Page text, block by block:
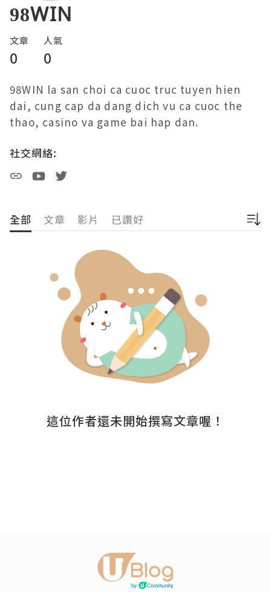
98WIN
文章
0
人氣
0
98WIN la san choi ca cuoc truc tuyen hien
dai, cung cap da dang dich vu ca cuoc the
thao, casino va game bai hap dan.
社交網絡:
全部 文章 影片 已讚好
這位作者還未開始撰寫文章喔！